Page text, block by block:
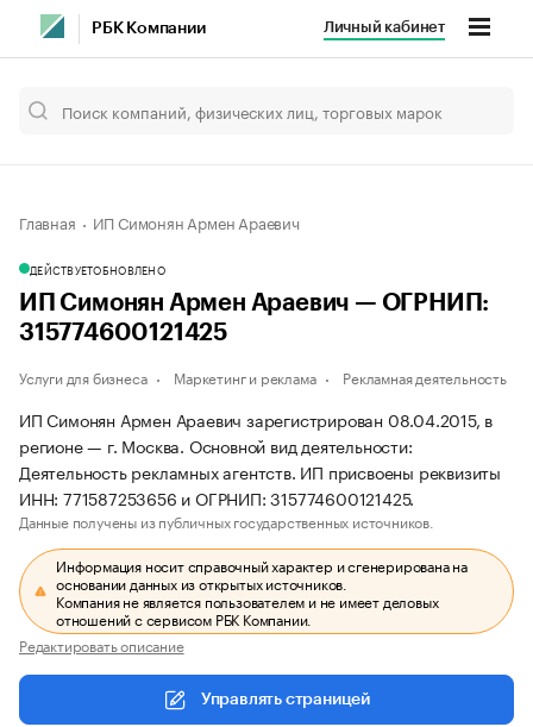
РБК Компании Личный кабинет
Главная ИП Симонян Армен Араевич
ДЕЙСТВУЕТОБНОВЛЕНО
ИП Симонян Армен Араевич — ОГРНИП:
315774600121425
Услуги для бизнеса Маркетинг и реклама Рекламная деятельность
ИП Симонян Армен Араевич зарегистрирован 08.04.2015, в
регионе — г. Москва. Основной вид деятельности:
Деятельность рекламных агентств. ИП присвоены реквизиты
ИНН: 771587253656 и ОГРНИП: 315774600121425.
Данные получены из публичных государственных источников.
Информация носит справочный характер и сгенерирована на
основании данных из открытых источников.
Компания не является пользователем и не имеет деловых
отношений с сервисом РБК Компании.
Редактировать описание
Управлять страницей